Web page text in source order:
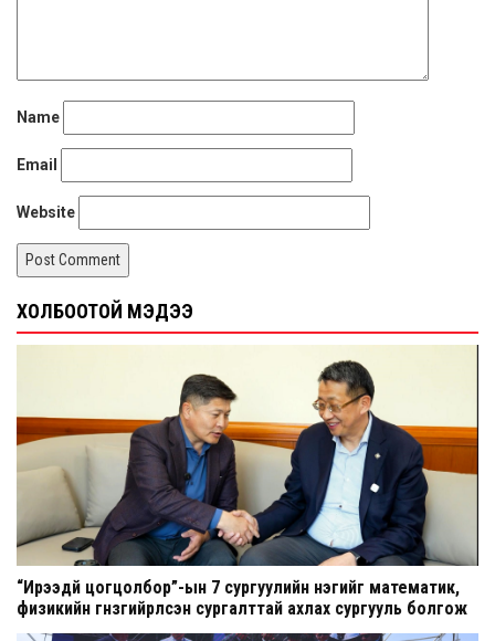
Name
Email
Website
ХОЛБООТОЙ МЭДЭЭ
“Ирээдүй цогцолбор”-ын 7 сургуулийн нэгийг математик,
физикийн гүнзгийрүүлсэн сургалттай ахлах сургууль болгож
шинэчилнэ